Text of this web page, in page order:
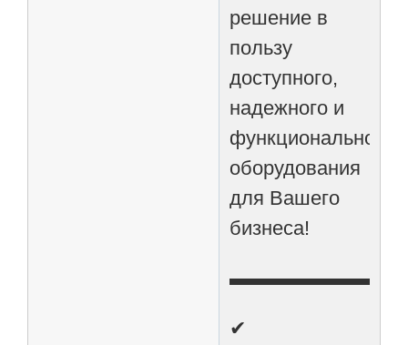
решение в
пользу
доступного,
надежного и
функционального
оборудования
для Вашего
бизнеса!
✔